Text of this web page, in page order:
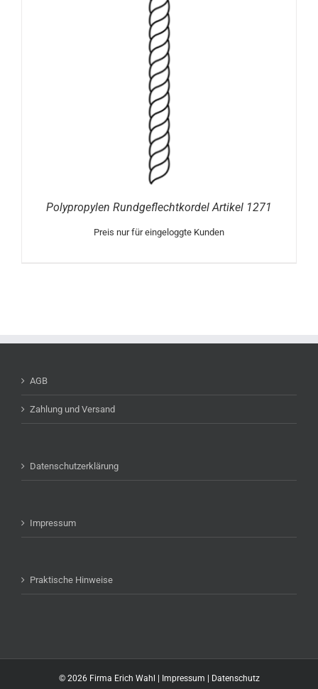
Polypropylen Rundgeflechtkordel Artikel 1271
Preis nur für eingeloggte Kunden
AGB
Zahlung und Versand
Datenschutzerklärung
Impressum
Praktische Hinweise
© 2026 Firma Erich Wahl | Impressum Datenschutz